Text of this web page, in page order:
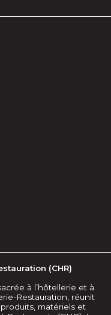
(CHR)
à l’hôtellerie et à
Restauration, réunit
matériels et